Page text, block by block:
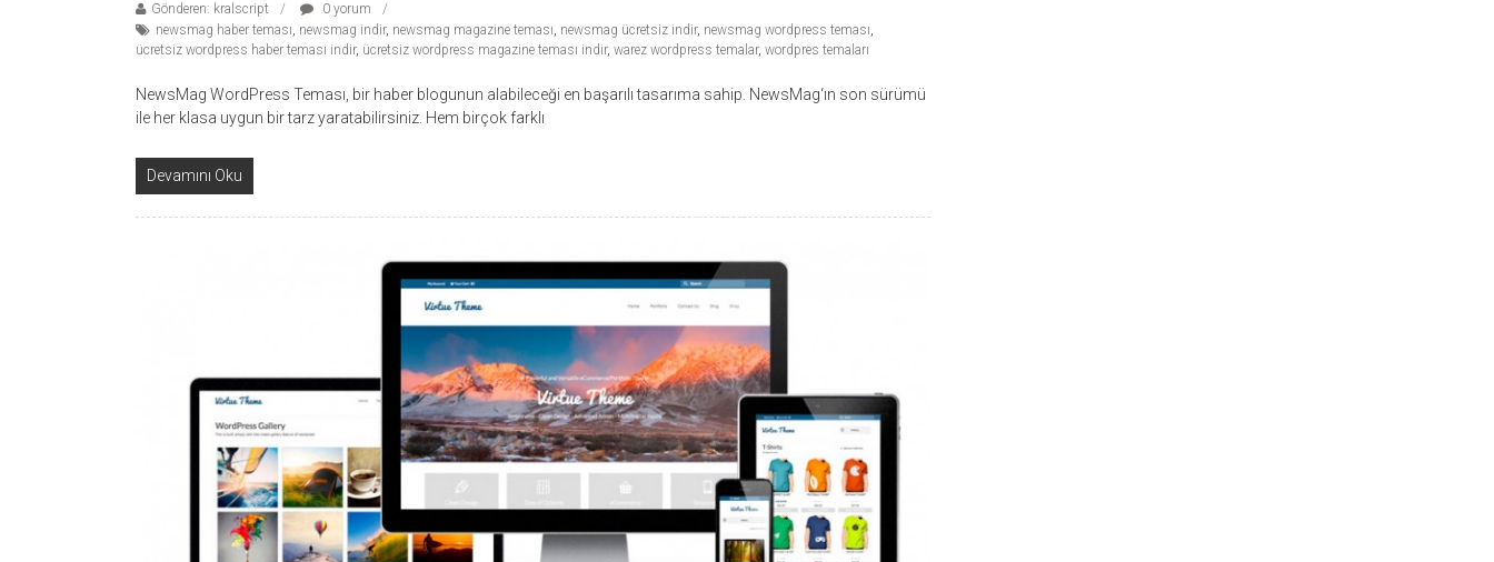
Gönderen: kralscript
0 yorum
newsmag haber teması, newsmag indir, newsmag magazine teması, newsmag ücretsiz indir, newsmag wordpress teması,
ücretsiz wordpress haber teması indir, ücretsiz wordpress magazine teması indir, warez wordpress temalar, wordpres temaları
NewsMag WordPress Teması, bir haber blogunun alabileceği en başarılı tasarıma sahip. NewsMag‘ın son sürümü
ile her klasa uygun bir tarz yaratabilirsiniz. Hem birçok farklı
Devamını Oku